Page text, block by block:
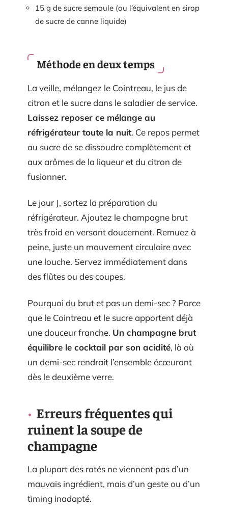
15 g de sucre semoule (ou l’équivalent en sirop
de sucre de canne liquide)
Méthode en deux temps
La veille, mélangez le Cointreau, le jus de
citron et le sucre dans le saladier de service.
Laissez reposer ce mélange au
réfrigérateur toute la nuit. Ce repos permet
au sucre de se dissoudre complètement et
aux arômes de la liqueur et du citron de
fusionner.
Le jour J, sortez la préparation du
réfrigérateur. Ajoutez le champagne brut
très froid en versant doucement. Remuez à
peine, juste un mouvement circulaire avec
une louche. Servez immédiatement dans
des flûtes ou des coupes.
Pourquoi du brut et pas un demi-sec ? Parce
que le Cointreau et le sucre apportent déjà
une douceur franche. Un champagne brut
équilibre le cocktail par son acidité, là où
un demi-sec rendrait l’ensemble écœurant
dès le deuxième verre.
Erreurs fréquentes qui
ruinent la soupe de
champagne
La plupart des ratés ne viennent pas d’un
mauvais ingrédient, mais d’un geste ou d’un
timing inadapté.